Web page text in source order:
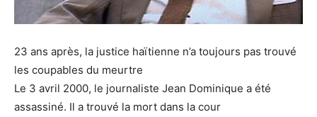
23 ans après, la justice haïtienne n’a toujours pas trouvé
les coupables du meurtre
Le 3 avril 2000, le journaliste Jean Dominique a été
assassiné. Il a trouvé la mort dans la cour